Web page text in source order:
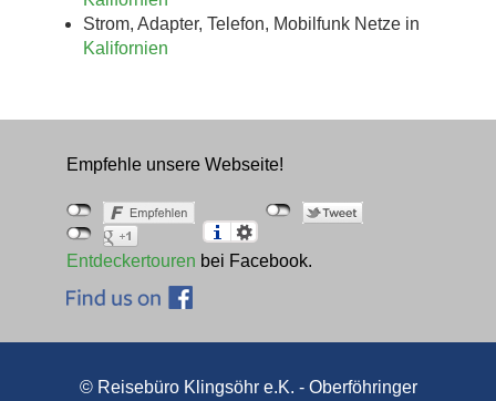
Strom, Adapter, Telefon, Mobilfunk Netze in
Kalifornien
Empfehle unsere Webseite!
Entdeckertouren bei Facebook.
© Reisebüro Klingsöhr e.K. - Oberföhringer